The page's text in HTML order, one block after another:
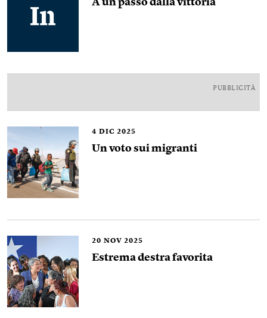
A un passo dalla vittoria
PUBBLICITÀ
4 DIC 2025
Un voto sui migranti
20 NOV 2025
Estrema destra favorita